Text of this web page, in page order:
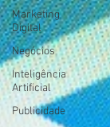
Marketing
Digital
Negócios
Inteligência
Artificial
Publicidade